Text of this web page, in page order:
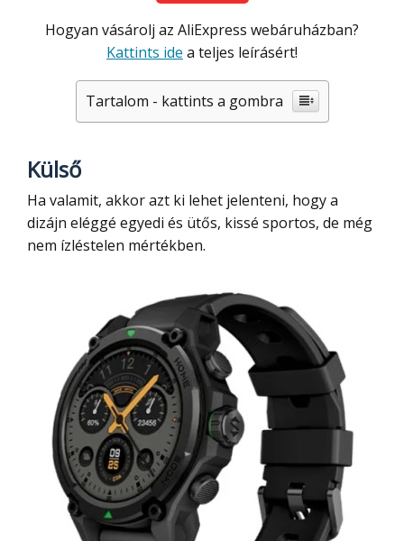
Hogyan vásárolj az AliExpress webáruházban?
Kattints ide a teljes leírásért!
Tartalom - kattints a gombra
Külső
Ha valamit, akkor azt ki lehet jelenteni, hogy a
dizájn eléggé egyedi és ütős, kissé sportos, de még
nem ízléstelen mértékben.